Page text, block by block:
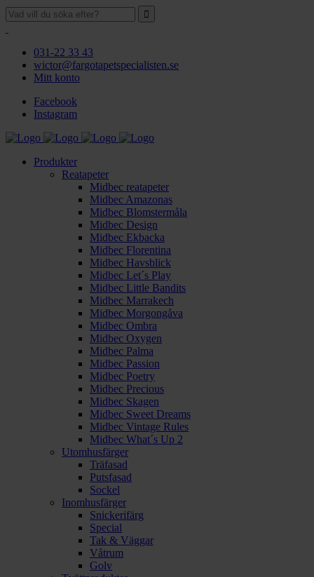
031-22 33 43
wictor@fargotapetspecialisten.se
Mitt konto
Facebook
Instagram
Produkter
Reatapeter
Midbec reatapeter
Midbec Amazonas
Midbec Blomstermåla
Midbec Design
Midbec Ekbacka
Midbec Florentina
Midbec Havsblick
Midbec Let´s Play
Midbec Little Bandits
Midbec Marrakech
Midbec Morgongåva
Midbec Ombra
Midbec Oxygen
Midbec Palma
Midbec Passion
Midbec Poetry
Midbec Precious
Midbec Skagen
Midbec Sweet Dreams
Midbec Vintage Rules
Midbec What´s Up 2
Utomhusfärger
Träfasad
Putsfasad
Sockel
Inomhusfärger
Snickerifärg
Special
Tak & Väggar
Våtrum
Golv